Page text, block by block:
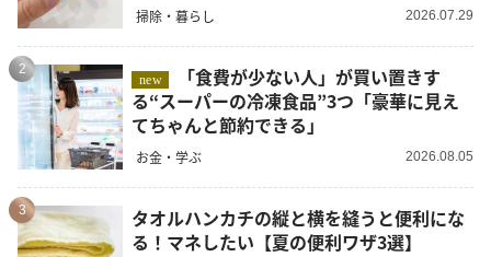
掃除・暮らし 2026.07.29
2
new
る“スーパーの冷凍食品”3つ「豪華に見え
てちゃんと節約できる」
お金・学ぶ 2026.08.05
3
タオルハンカチの縦と横を縫うと便利にな
る！マネしたい【夏の便利ワザ3選】